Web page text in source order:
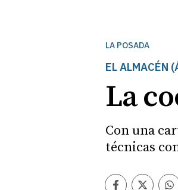
LA POSADA
EL ALMACÉN
La
Con una
técnicas